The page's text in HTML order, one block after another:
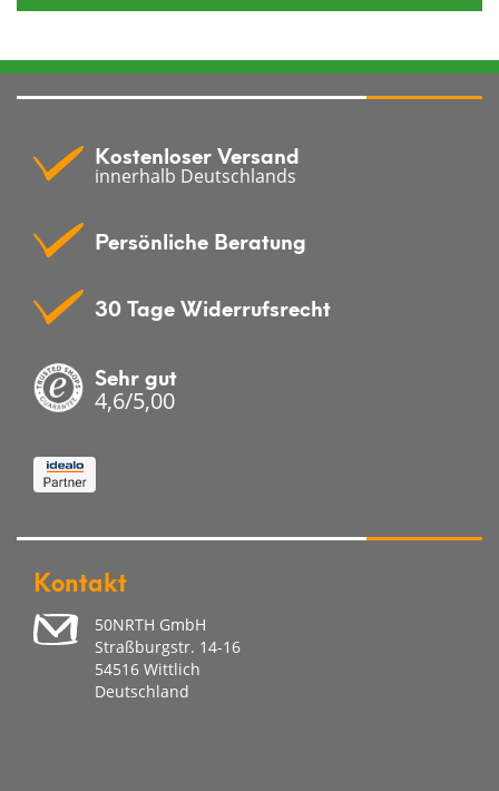
Kostenloser Versand
innerhalb Deutschlands
Persönliche Beratung
30 Tage Widerrufsrecht
Sehr gut
4,6/5,00
Kontakt
50NRTH GmbH
Straßburgstr. 14-16
54516 Wittlich
Deutschland